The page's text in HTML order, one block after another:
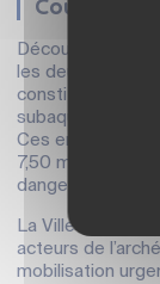
Courbiac
Découvertes en
les deux épaves
constituent un
subaquatique
Ces
7,50 mètres de
danger.
La Ville de
acteurs de
mobilisation